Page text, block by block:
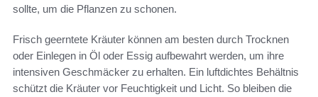
sollte, um die Pflanzen zu schonen.
Frisch geerntete Kräuter können am besten durch Trocknen
oder Einlegen in Öl oder Essig aufbewahrt werden, um ihre
intensiven Geschmäcker zu erhalten. Ein luftdichtes Behältnis
schützt die Kräuter vor Feuchtigkeit und Licht. So bleiben die